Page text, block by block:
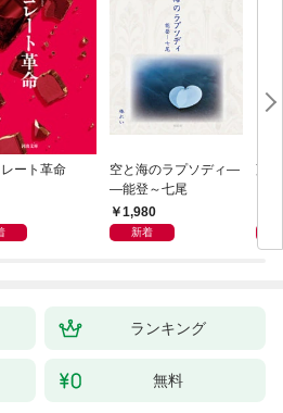
ート革命
空と海のラプソディ―
―能登～七尾
1,980
新着
藤
ランキング
無料